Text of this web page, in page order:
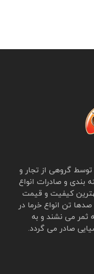
شرکت نگین جنوب در دهه ی ۹۰ توسط گروهی از تجار و
بندی و صادرات انواع
کیفیت و قیمت
تن انواع خرما در
ثمر می نشند و به
صادر می گردد.